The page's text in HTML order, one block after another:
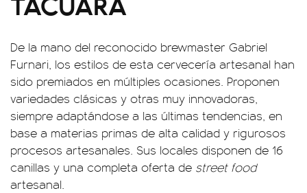
De la mano del reconocido brewmaster Gabriel
Furnari, los estilos de esta cervecería artesanal han
sido premiados en múltiples ocasiones. Proponen
variedades clásicas y otras muy innovadoras,
siempre adaptándose a las últimas tendencias, en
base a materias primas de alta calidad y rigurosos
procesos artesanales. Sus locales disponen de 16
canillas y una completa oferta de street food
artesanal.